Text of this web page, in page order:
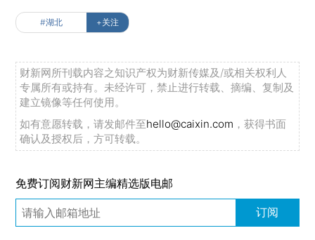
#湖北 +关注
财新网所刊载内容之知识产权为财新传媒及/或相关权利人
专属所有或持有。未经许可，禁止进行转载、摘编、复制及
建立镜像等任何使用。
如有意愿转载，请发邮件至hello@caixin.com ，获得书面
确认及授权后，方可转载。
免费订阅财新网主编精选版电邮
订阅